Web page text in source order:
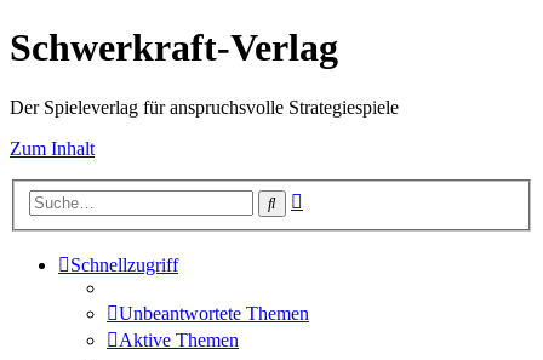
Schwerkraft-Verlag
Der Spieleverlag für anspruchsvolle Strategiespiele
Zum Inhalt
Suche
Schnellzugriff
Unbeantwortete Themen
Aktive Themen